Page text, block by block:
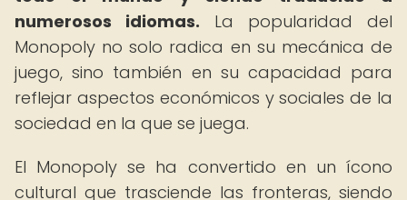
numerosos idiomas. La popularidad del
Monopoly no solo radica en su mecánica de
juego, sino también en su capacidad para
reflejar aspectos económicos y sociales de la
sociedad en la que se juega.
El Monopoly se ha convertido en un ícono
cultural que trasciende las fronteras, siendo